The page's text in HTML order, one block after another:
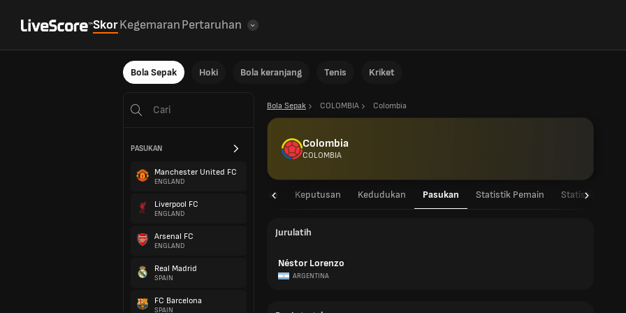
SkorKegemaranPertaruhan
Bola Sepak Hoki Bola keranjang Tenis Kriket
PASUKAN
Manchester United FC
ENGLAND
Liverpool FC
ENGLAND
Arsenal FC
ENGLAND
Real Madrid
SPAIN
FC Barcelona
SPAIN
Bola Sepak COLOMBIA Colombia
Colombia
COLOMBIA
Perlawanan Keputusan Kedudukan Pasukan Statistik Pemain Statistik
Jurulatih
Néstor Lorenzo
ARGENTINA